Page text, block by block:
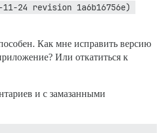
tmp/
с кодом выхода 1.
#1]  INFO -- :
app/assets/javascripts/
v18.16.1 не протестирован с
https://yarnpkg.com/en/docs/cli/
#1]  INFO -- :
24 revision 1a6b16756e)
Как мне исправить версию
Или откатиться к
и с замазанными